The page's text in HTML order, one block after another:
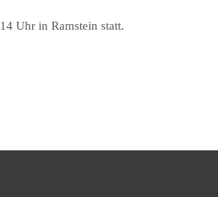
Uhr in Ramstein statt.